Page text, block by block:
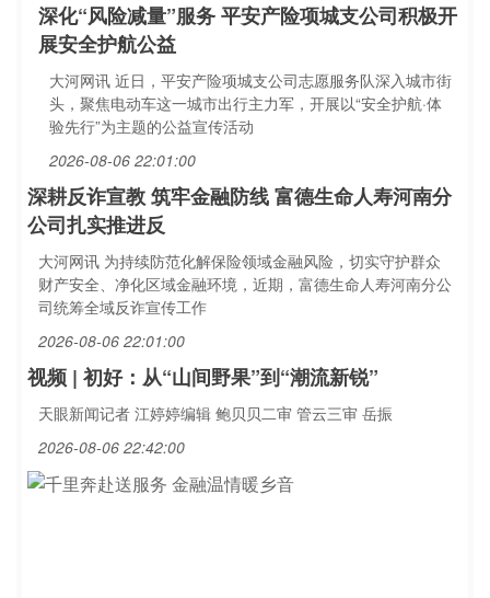
深化“风险减量”服务 平安产险项城支公司积极开
展安全护航公益
大河网讯 近日，平安产险项城支公司志愿服务队深入城市街
头，聚焦电动车这一城市出行主力军，开展以“安全护航·体
验先行”为主题的公益宣传活动
2026-08-06 22:01:00
深耕反诈宣教 筑牢金融防线 富德生命人寿河南分
公司扎实推进反
大河网讯 为持续防范化解保险领域金融风险，切实守护群众
财产安全、净化区域金融环境，近期，富德生命人寿河南分公
司统筹全域反诈宣传工作
2026-08-06 22:01:00
视频 | 初好：从“山间野果”到“潮流新锐”
天眼新闻记者 江婷婷编辑 鲍贝贝二审 管云三审 岳振
2026-08-06 22:42:00